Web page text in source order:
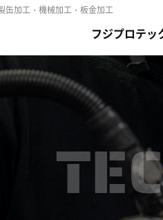
缶加工・機械加工・板金加工
フジプロテッ